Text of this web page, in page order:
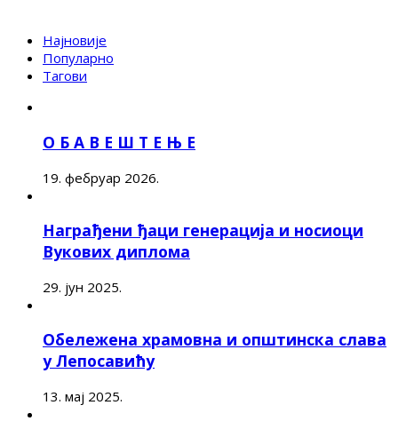
Најновије
Популарно
Тагови
О Б А В Е Ш Т Е Њ Е
19. фебруар 2026.
Награђени ђаци генерација и носиоци
Вукових диплома
29. јун 2025.
Обележена храмовна и општинска слава
у Лепосавићу
13. мај 2025.